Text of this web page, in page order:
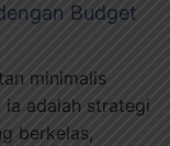
Budget
minimalis
ia adalah strategi
berkelas,